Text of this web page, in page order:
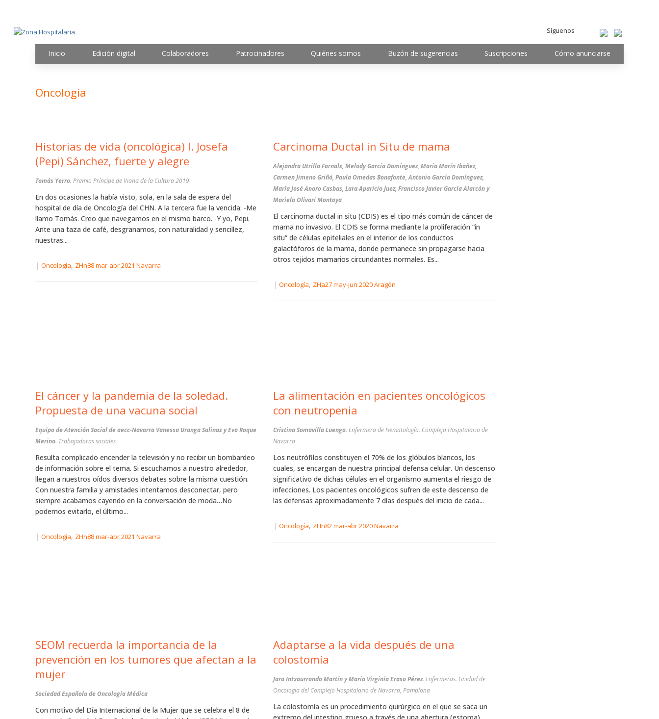
Síguenos
Inicio Edición digital Colaboradores Patrocinadores Quiénes somos Buzón de sugerencias Suscripciones Cómo anunciarse
Oncología
Historias de vida (oncológica) I. Josefa
(Pepi) Sánchez, fuerte y alegre
Tomás Yerro. Premio Príncipe de Viana de la Cultura 2019
En dos ocasiones la había visto, sola, en la sala de espera del
hospital de día de Oncología del CHN. A la tercera fue la vencida: -Me
llamo Tomás. Creo que navegamos en el mismo barco. -Y yo, Pepi.
Ante una taza de café, desgranamos, con naturalidad y sencillez,
nuestras...
| Oncología, ZHn88 mar-abr 2021 Navarra
El cáncer y la pandemia de la soledad.
Propuesta de una vacuna social
Equipo de Atención Social de aecc-Navarra Vanessa Uranga Salinas y Eva Roque
Merino. Trabajadoras sociales
Resulta complicado encender la televisión y no recibir un bombardeo
de información sobre el tema. Si escuchamos a nuestro alrededor,
llegan a nuestros oídos diversos debates sobre la misma cuestión.
Con nuestra familia y amistades intentamos desconectar, pero
siempre acabamos cayendo en la conversación de moda…No
podemos evitarlo, el último...
| Oncología, ZHn88 mar-abr 2021 Navarra
SEOM recuerda la importancia de la
prevención en los tumores que afectan a la
mujer
Sociedad Española de Oncología Médica
Con motivo del Día Internacional de la Mujer que se celebra el 8 de
Carcinoma Ductal in Situ de mama
Alejandra Utrilla Fornals, Melody García Domínguez, María Marín Ibañez,
Carmen Jimeno Griñó, Paula Omedas Bonafonte, Antonio García Domínguez,
María José Anoro Casbas, Lara Aparicio Juez, Francisco Javier García Alarcón y
Mariela Olivari Montoya
El carcinoma ductal in situ (CDIS) es el tipo más común de cáncer de
mama no invasivo. El CDIS se forma mediante la proliferación “in
situ” de células epiteliales en el interior de los conductos
galactóforos de la mama, donde permanece sin propagarse hacia
otros tejidos mamarios circundantes normales. Es...
| Oncología, ZHa27 may-jun 2020 Aragón
La alimentación en pacientes oncológicos
con neutropenia
Cristina Somavilla Luengo.
Navarra
Los neutrófilos constituyen el 70% de los glóbulos blancos, los
cuales, se encargan de nuestra principal defensa celular. Un descenso
significativo de dichas células en el organismo aumenta el riesgo de
infecciones. Los pacientes oncológicos sufren de este descenso de
las defensas aproximadamente 7 días después del inicio de cada...
| Oncología, ZHn82 mar-abr 2020 Navarra
Adaptarse a la vida después de una
colostomía
Jara Intxaurrondo Martín y María Virginia Eraso Pérez. Enfermeras. Unidad de
Oncología del Complejo Hospitalario de Navarra, Pamplona
La colostomía es un procedimiento quirúrgico en el que se saca un